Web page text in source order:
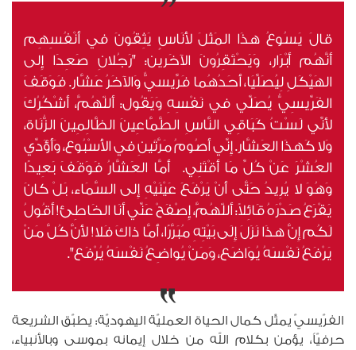
قالَ يَسُوعُ هذَا المَثَلَ لأُنَاسٍ يَثِقُونَ في أَنْفُسِهِم
أَنَّهُم أَبْرَار، وَيَحْتَقِرُونَ الآخَرين: "رَجُلانِ صَعِدَا إِلى
الهَيْكَلِ لِيُصَلِّيَا، أَحَدُهُما فَرِّيسيٌّ وَالآخَرُ عَشَّار. فَوَقَفَ
الفَرِّيسِيُّ يُصَلِّي في نَفْسِهِ وَيَقُول: أَللّهُمَّ، أَشْكُرُكَ
لأَنِّي لَسْتُ كَبَاقِي النَّاسِ الطَّمَّاعِينَ الظَّالِمِينَ الزُّنَاة،
وَلا كَهذَا العَشَّار. إِنِّي أَصُومُ مَرَّتَينِ في الأُسْبُوع، وَأُؤَدِّي
العُشْرَ عَنْ كُلِّ مَا أَقْتَنِي. أَمَّا العَشَّارُ فَوَقَفَ بَعِيدًا
وَهُوَ لا يُرِيدُ حَتَّى أَنْ يَرْفَعَ عَيْنَيْهِ إِلى السَّمَاء، بَلْ كانَ
يَقْرَعُ صَدْرَهُ قَائِلاً: أَللّهُمَّ، إِصْفَحْ عَنِّي أَنَا الخَاطِئ! أَقُولُ
لَكُم إِنَّ هذَا نَزَلَ إِلَى بَيْتِهِ مُبَرَّرًا، أَمَّا ذاكَ فَلا! لأَنَّ كُلَّ مَنْ
يَرْفَعُ نَفْسَهُ يُوَاضَع، وَمَنْ يُواضِعُ نَفْسَهُ يُرْفَع".
الفرّيسيّ يمثّل كمال الحياة العمليّة اليهوديّة: يطبّق الشريعة
حرفيّاً، يؤمن بكلام الله من خلال إيمانه بموسى وبالأنبياء،